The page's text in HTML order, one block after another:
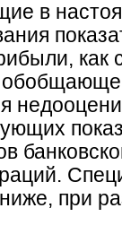
в
как
при